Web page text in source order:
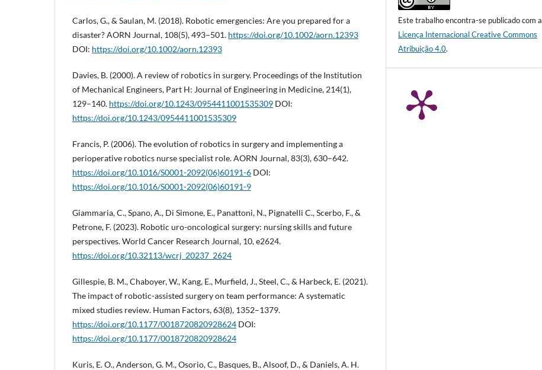
Carlos, G., & Saulan, M. (2018). Robotic emergencies: Are you prepared for a
disaster? AORN Journal, 108(5), 493–501. https://doi.org/10.1002/aorn.12393
DOI: https://doi.org/10.1002/aorn.12393
Davies, B. (2000). A review of robotics in surgery. Proceedings of the Institution
of Mechanical Engineers, Part H: Journal of Engineering in Medicine, 214(1),
129–140. https://doi.org/10.1243/0954411001535309 DOI:
https://doi.org/10.1243/0954411001535309
Francis, P. (2006). The evolution of robotics in surgery and implementing a
perioperative robotics nurse specialist role. AORN Journal, 83(3), 630–642.
https://doi.org/10.1016/S0001-2092(06)60191-6 DOI:
https://doi.org/10.1016/S0001-2092(06)60191-9
Giammaria, C., Spano, A., Di Simone, E., Panattoni, N., Pignatelli C., Scerbo, F., &
Petrone, F. (2023). Robotic uro-oncological surgery: nursing skills and future
perspectives. World Cancer Research Journal, 10, e2624.
https://doi.org/10.32113/wcrj_20237_2624
Gillespie, B. M., Chaboyer, W., Kang, E., Murfield, J., Steel, C., & Harbeck, E. (2021).
The impact of robotic-assisted surgery on team performance: A systematic
mixed studies review. Human Factors, 63(8), 1352–1379.
https://doi.org/10.1177/0018720820928624 DOI:
https://doi.org/10.1177/0018720820928624
Kuris, E. O., Anderson, G. M., Osorio, C., Basques, B., Alsoof, D., & Daniels, A. H.
Este trabalho encontra-se publicado com a
Licença Internacional Creative Commons
Atribuição 4.0.